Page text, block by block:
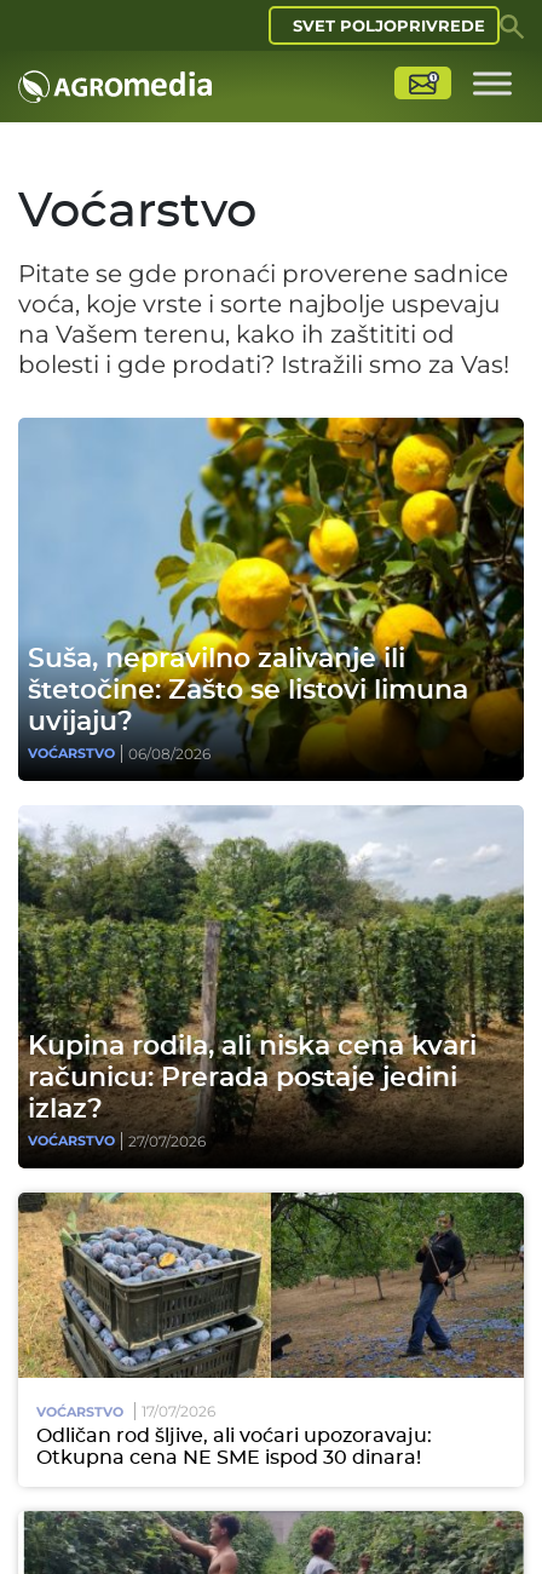
SVET POLJOPRIVREDE
Voćarstvo
Pitate se gde pronaći proverene sadnice
voća, koje vrste i sorte najbolje uspevaju
na Vašem terenu, kako ih zaštititi od
bolesti i gde prodati? Istražili smo za Vas!
Suša, nepravilno zalivanje ili
štetočine: Zašto se listovi limuna
uvijaju?
VOĆARSTVO 06/08/2026
Kupina rodila, ali niska cena kvari
računicu: Prerada postaje jedini
izlaz?
VOĆARSTVO 27/07/2026
VOĆARSTVO 17/07/2026
Odličan rod šljive, ali voćari upozoravaju:
Otkupna cena NE SME ispod 30 dinara!